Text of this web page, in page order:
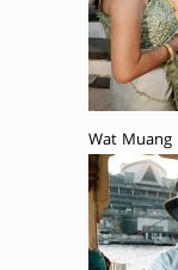
Wat Muang